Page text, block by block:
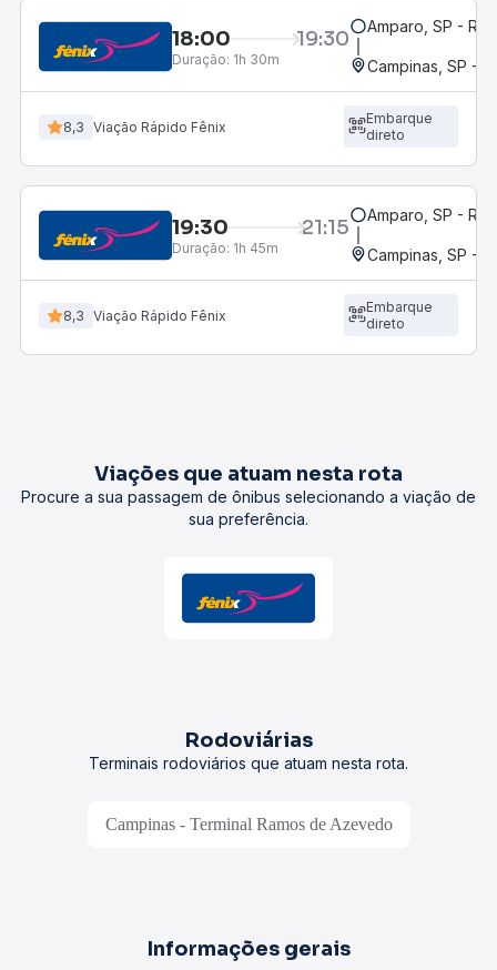
18:00 19:30
Duração: 1h 30m
Amparo, SP -
Campinas, SP -
8,3 Viação Rápido Fênix
Embarque
direto
19:30 21:15
Duração: 1h 45m
Amparo, SP -
Campinas, SP -
8,3 Viação Rápido Fênix
Embarque
direto
Viações que atuam nesta rota
Procure a sua passagem de ônibus selecionando a viação de
sua preferência.
Rodoviárias
Terminais rodoviários que atuam nesta rota.
Campinas - Terminal Ramos de Azevedo
Informações gerais